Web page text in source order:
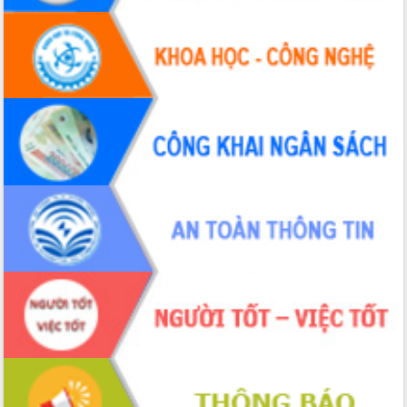
Hội thảo khoa học “Giải pháp thúc đẩy
phát triển nền kinh tế xanh tại tỉnh
Đắk Lắk”
Tăng cường giám sát, đôn đốc thực
hiện nhiệm vụ quản lý tài sản công
hàng tuần
Tháo gỡ những vướng mắc, đẩy mạnh
công tác cải cách thủ tục hành chính
tại Trung tâm Phục vụ hành chính
công tỉnh
Đắk Lắk: Tôn vinh 46 giải pháp tại Hội
thi Sáng tạo Kỹ thuật 2024 - 2025
Đắk Lắk rà soát, điều chỉnh Đề án 190
về phát triển nuôi trồng thủy sản
Phó Chủ tịch UBND tỉnh Đắk Lắk
Trương Công Thái kiểm tra thực địa
Dự án cao tốc Khánh Hòa - Buôn Ma
Thuột
Định vị cà phê Việt Nam như một “di
sản sống” trong dòng chảy toàn cầu